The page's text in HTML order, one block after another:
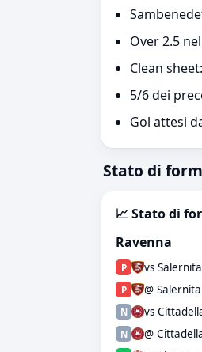
Over 2.5
Clean
5/6 dei
Gol attesi
Stato di
📈 Stato di
Ravenna
P vs
P @
N vs
N @